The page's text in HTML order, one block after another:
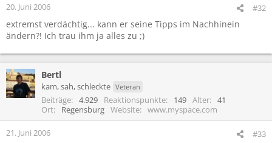
20. Juni 2006 #32
extremst verdächtig... kann er seine Tipps im Nachhinein
ändern?! Ich trau ihm ja alles zu ;)
Bertl
kam, sah, schleckte Veteran
Beiträge 4.929 Reaktionspunkte 149 Alter
41
Ort
Regensburg Website www.myspace.com
21. Juni 2006 #33